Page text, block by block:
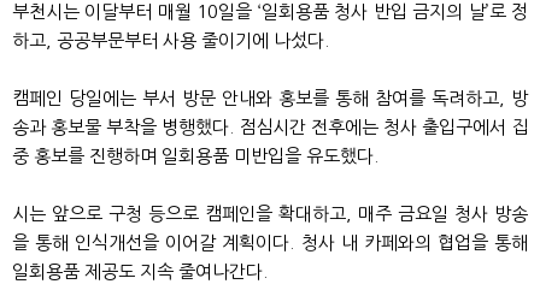
부천시는 이달부터 매월 10일을 ‘일회용품 청사 반입 금지의 날’로 정
하고, 공공부문부터 사용 줄이기에 나섰다.
캠페인 당일에는 부서 방문 안내와 홍보를 통해 참여를 독려하고, 방
송과 홍보물 부착을 병행했다. 점심시간 전후에는 청사 출입구에서 집
중 홍보를 진행하며 일회용품 미반입을 유도했다.
시는 앞으로 구청 등으로 캠페인을 확대하고, 매주 금요일 청사 방송
을 통해 인식개선을 이어갈 계획이다. 청사 내 카페와의 협업을 통해
일회용품 제공도 지속 줄여나간다.